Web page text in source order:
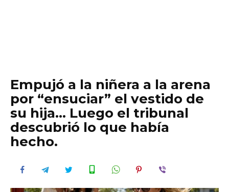
Empujó a la niñera a la arena
por “ensuciar” el vestido de
su hija… Luego el tribunal
descubrió lo que había
hecho.